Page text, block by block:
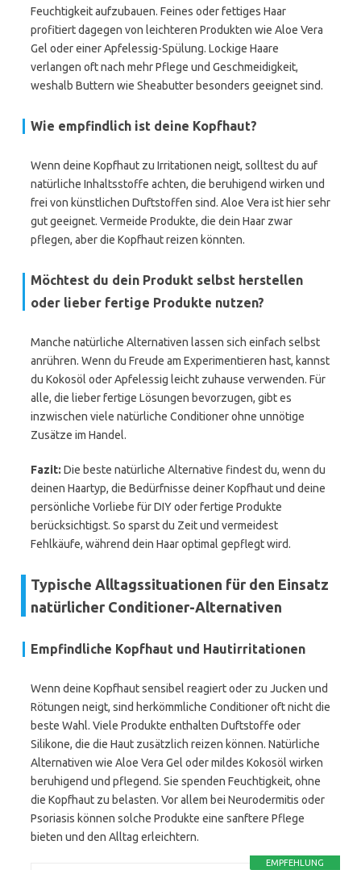
Feuchtigkeit aufzubauen. Feines oder fettiges Haar
profitiert dagegen von leichteren Produkten wie Aloe Vera
Gel oder einer Apfelessig-Spülung. Lockige Haare
verlangen oft nach mehr Pflege und Geschmeidigkeit,
weshalb Buttern wie Sheabutter besonders geeignet sind.
Wie empfindlich ist deine Kopfhaut?
Wenn deine Kopfhaut zu Irritationen neigt, solltest du auf
natürliche Inhaltsstoffe achten, die beruhigend wirken und
frei von künstlichen Duftstoffen sind. Aloe Vera ist hier sehr
gut geeignet. Vermeide Produkte, die dein Haar zwar
pflegen, aber die Kopfhaut reizen könnten.
Möchtest du dein Produkt selbst herstellen
oder lieber fertige Produkte nutzen?
Manche natürliche Alternativen lassen sich einfach selbst
anrühren. Wenn du Freude am Experimentieren hast, kannst
du Kokosöl oder Apfelessig leicht zuhause verwenden. Für
alle, die lieber fertige Lösungen bevorzugen, gibt es
inzwischen viele natürliche Conditioner ohne unnötige
Zusätze im Handel.
Fazit: Die beste natürliche Alternative findest du, wenn du
deinen Haartyp, die Bedürfnisse deiner Kopfhaut und deine
persönliche Vorliebe für DIY oder fertige Produkte
berücksichtigst. So sparst du Zeit und vermeidest
Fehlkäufe, während dein Haar optimal gepflegt wird.
Typische Alltagssituationen für den Einsatz
natürlicher Conditioner-Alternativen
Empfindliche Kopfhaut und Hautirritationen
Wenn deine Kopfhaut sensibel reagiert oder zu Jucken und
Rötungen neigt, sind herkömmliche Conditioner oft nicht die
beste Wahl. Viele Produkte enthalten Duftstoffe oder
Silikone, die die Haut zusätzlich reizen können. Natürliche
Alternativen wie Aloe Vera Gel oder mildes Kokosöl wirken
beruhigend und pflegend. Sie spenden Feuchtigkeit, ohne
die Kopfhaut zu belasten. Vor allem bei Neurodermitis oder
Psoriasis können solche Produkte eine sanftere Pflege
bieten und den Alltag erleichtern.
EMPFEHLUNG